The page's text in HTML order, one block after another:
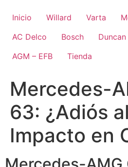
Inicio Willard Varta
AC Delco
Bosch Duncan
AGM – EFB
Tienda
Mercedes-
63: ¿Adiós
Impacto en